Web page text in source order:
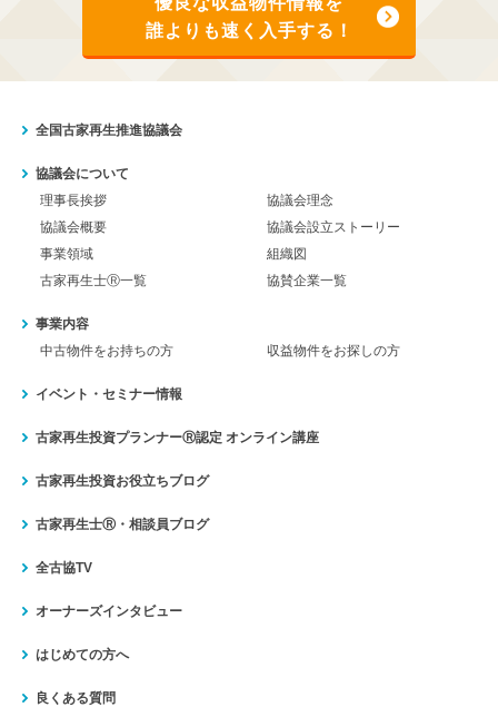
誰よりも速く入手する！
全国古家再生推進協議会
協議会について
理事長挨拶
協議会理念
協議会概要
協議会設立ストーリー
事業領域
組織図
古家再生士Ⓡ一覧
協賛企業一覧
事業内容
中古物件をお持ちの方
収益物件をお探しの方
イベント・セミナー情報
古家再生投資プランナーⓇ認定 オンライン講座
古家再生投資お役立ちブログ
古家再生士Ⓡ・相談員ブログ
全古協TV
オーナーズインタビュー
はじめての方へ
良くある質問